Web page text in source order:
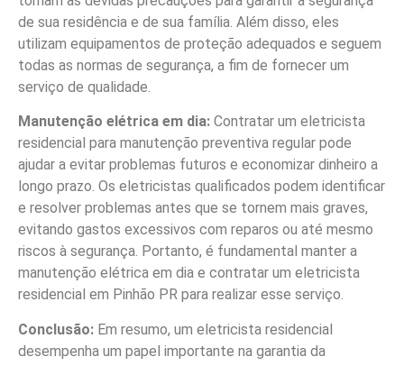
de sua residência e de sua família. Além disso, eles
utilizam equipamentos de proteção adequados e seguem
todas as normas de segurança, a fim de fornecer um
serviço de qualidade.
Manutenção elétrica em dia: Contratar um eletricista
residencial para manutenção preventiva regular pode
ajudar a evitar problemas futuros e economizar dinheiro a
longo prazo. Os eletricistas qualificados podem identificar
e resolver problemas antes que se tornem mais graves,
evitando gastos excessivos com reparos ou até mesmo
riscos à segurança. Portanto, é fundamental manter a
manutenção elétrica em dia e contratar um eletricista
residencial em Pinhão PR para realizar esse serviço.
Conclusão: Em resumo, um eletricista residencial
desempenha um papel importante na garantia da